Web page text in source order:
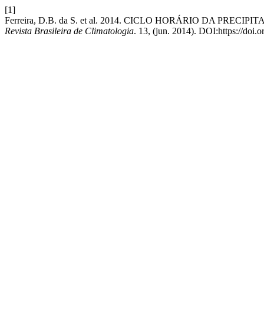
[1]
Ferreira, D.B. da S. et al. 2014. CICLO HORÁRIO DA
Revista Brasileira de Climatologia. 13, (jun. 2014). DOI:https://